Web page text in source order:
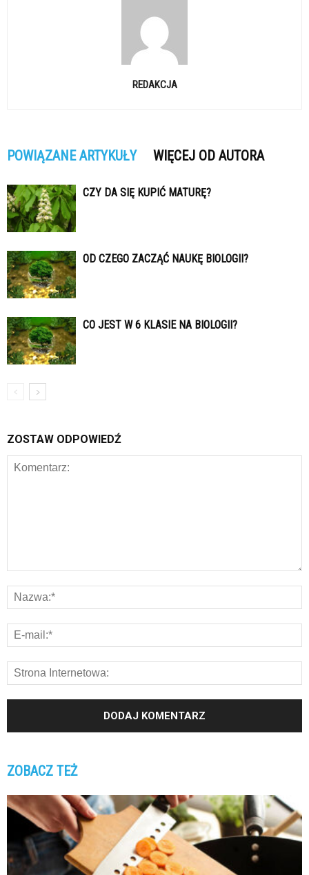
REDAKCJA
POWIĄZANE ARTYKUŁY WIĘCEJ OD AUTORA
CZY DA SIĘ KUPIĆ MATURĘ?
OD CZEGO ZACZĄĆ NAUKĘ BIOLOGII?
CO JEST W 6 KLASIE NA BIOLOGII?
ZOSTAW ODPOWIEDŹ
ZOBACZ TEŻ